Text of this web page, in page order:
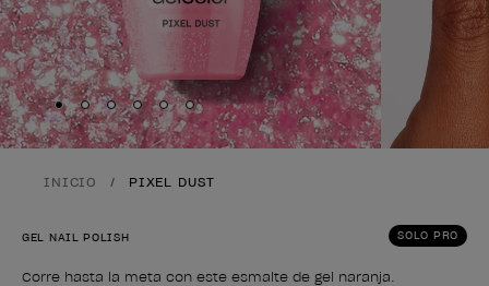
Skip to slide1
Skip to slide2
Skip to slide3
Skip to slide4
Skip to slide5
Skip to slide6
INICIO PIXEL DUST
SOLO PRO
GEL NAIL POLISH
Corre hasta la meta con este esmalte de gel naranja.